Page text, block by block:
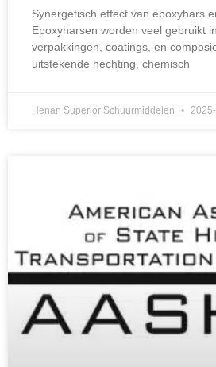
Synergetisch effect van epoxyhars
Epoxyharsen worden veel gebruikt
verpakkingen, coatings, en
uitstekende hechting, chemisch
Henan Superior Schuurmiddelen